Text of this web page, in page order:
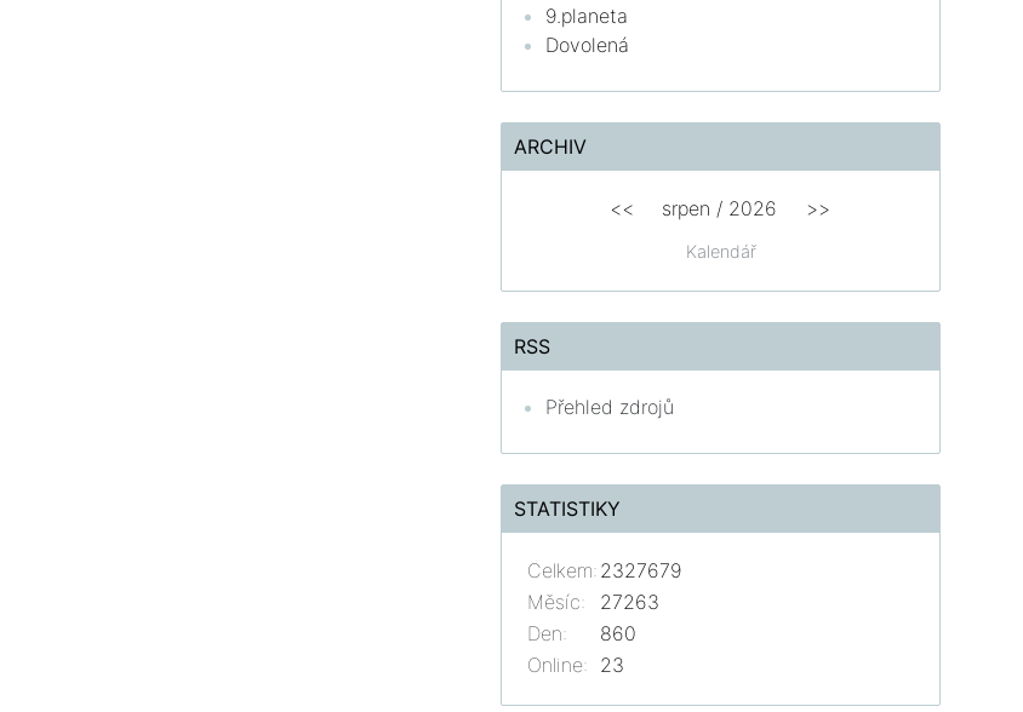
9.planeta
Dovolená
ARCHIV
Kalendář
<< srpen / 2026 >>
RSS
Přehled zdrojů
STATISTIKY
Online: 23
Celkem: 2327679
Měsíc:
27263
Den:
860